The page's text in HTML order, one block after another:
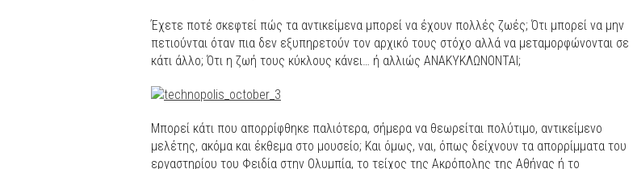
Έχετε ποτέ σκεφτεί πώς τα αντικείμενα μπορεί να έχουν πολλές ζωές; Ότι μπορεί να μην
πετιούνται όταν πια δεν εξυπηρετούν τον αρχικό τους στόχο αλλά να μεταμορφώνονται σε
κάτι άλλο; Ότι η ζωή τους κύκλους κάνει… ή αλλιώς ΑΝΑΚΥΚΛΩΝΟΝΤΑΙ;
Μπορεί κάτι που απορρίφθηκε παλιότερα, σήμερα να θεωρείται πολύτιμο, αντικείμενο
μελέτης, ακόμα και έκθεμα στο μουσείο; Και όμως, ναι, όπως δείχνουν τα απορρίμματα του
εργαστηρίου του Φειδία στην Ολυμπία, το τείχος της Ακρόπολης της Αθήνας ή το